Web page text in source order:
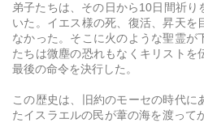
弟子たちは、その日から10日間祈
いた。イエス様の死、復活、昇天
なかった。そこに火のような聖霊
たちは微塵の恐れもなくキリスト
最後の命令を決行した。
この歴史は、旧約のモーセの時代
たイスラエルの民が葦の海を渡って